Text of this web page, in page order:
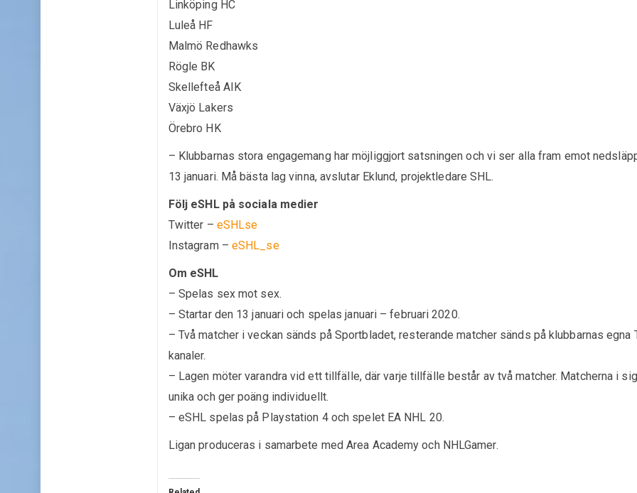
Linköping HC
Luleå HF
Malmö Redhawks
Rögle BK
Skellefteå AIK
Växjö Lakers
Örebro HK
– Klubbarnas stora engagemang har möjliggjort satsningen och vi ser alla fram emot
13 januari. Må bästa lag vinna, avslutar Eklund, projektledare SHL.
Följ eSHL på sociala medier
Twitter – eSHLse
Instagram – eSHL_se
Om eSHL
– Spelas sex mot sex.
– Startar den 13 januari och spelas januari – februari 2020.
– Två matcher i veckan sänds på Sportbladet, resterande matcher sänds på klubbarnas egna
kanaler.
– Lagen möter varandra vid ett tillfälle, där varje tillfälle består av två matcher. Matcherna i
unika och ger poäng individuellt.
– eSHL spelas på Playstation 4 och spelet EA NHL 20.
Ligan produceras i samarbete med Area Academy och NHLGamer.